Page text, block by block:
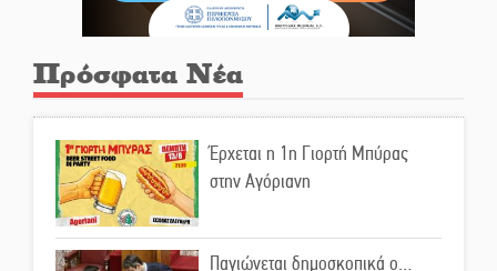
Πρόσφατα Νέα
Έρχεται η 1η Γιορτή Μπύρας
στην Αγόριανη
Παγιώνεται δημοσκοπικά ο…